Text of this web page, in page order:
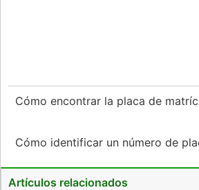
Cómo encontrar la placa de
Cómo identificar un número de
Artículos relacionados